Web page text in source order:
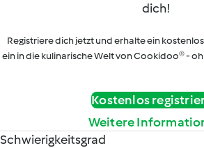
dich!
Registriere dich jetzt und erhalte ein
ein in die kulinarische Welt von Cookidoo® -
Kostenlos
Weitere
Schwierigkeitsgrad